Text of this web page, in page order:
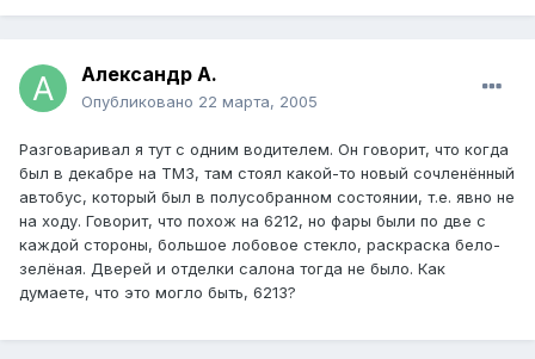
Александр А.
Опубликовано 22 марта, 2005
Разговаривал я тут с одним водителем. Он говорит, что когда
был в декабре на ТМЗ, там стоял какой-то новый сочленённый
автобус, который был в полусобранном состоянии, т.е. явно не
на ходу. Говорит, что похож на 6212, но фары были по две с
каждой стороны, большое лобовое стекло, раскраска бело-
зелёная. Дверей и отделки салона тогда не было. Как
думаете, что это могло быть, 6213?